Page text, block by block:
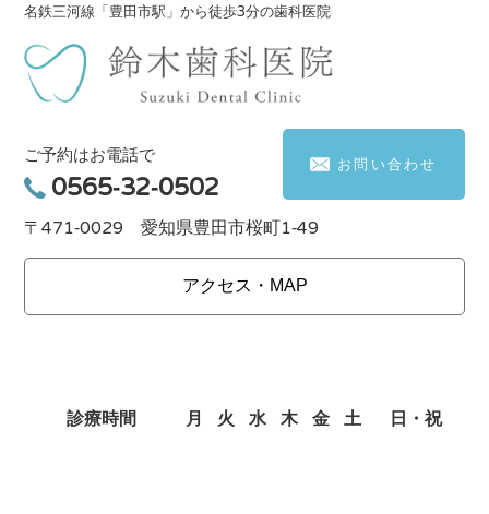
名鉄三河線「豊田市駅」から徒歩3分の歯科医院
ご予約はお電話で
0565-32-0502
お問い合わせ
〒471-0029 愛知県豊田市桜町1-49
アクセス・MAP
診療時間 月 火 水 木 金 土 日・祝